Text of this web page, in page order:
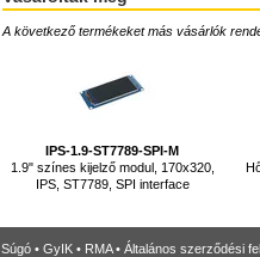
A következő termékeket más vásárlók
IPS-1.9-ST7789-SPI-M
1.9" színes kijelző modul, 170x320,
IPS, ST7789, SPI interface
Súgó • GyIK • RMA• Általános szerződési